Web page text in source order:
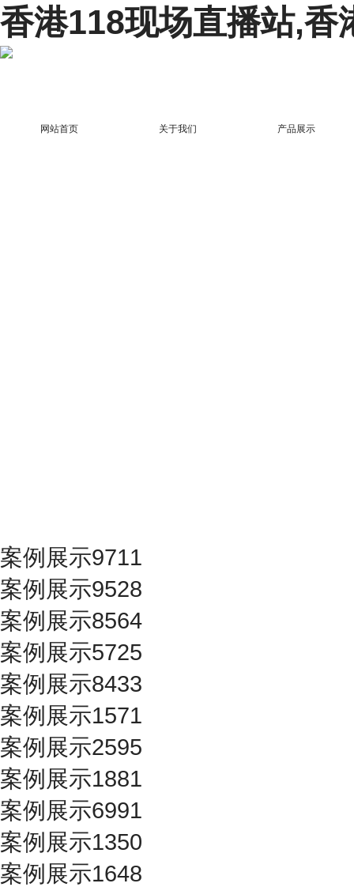
香港118现场直播站,香
网站首页 关于我们 产品展示
案例展示9711
案例展示9528
案例展示8564
案例展示5725
案例展示8433
案例展示1571
案例展示2595
案例展示1881
案例展示6991
案例展示1350
案例展示1648